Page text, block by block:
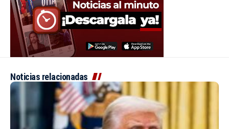
Noticias relacionadas